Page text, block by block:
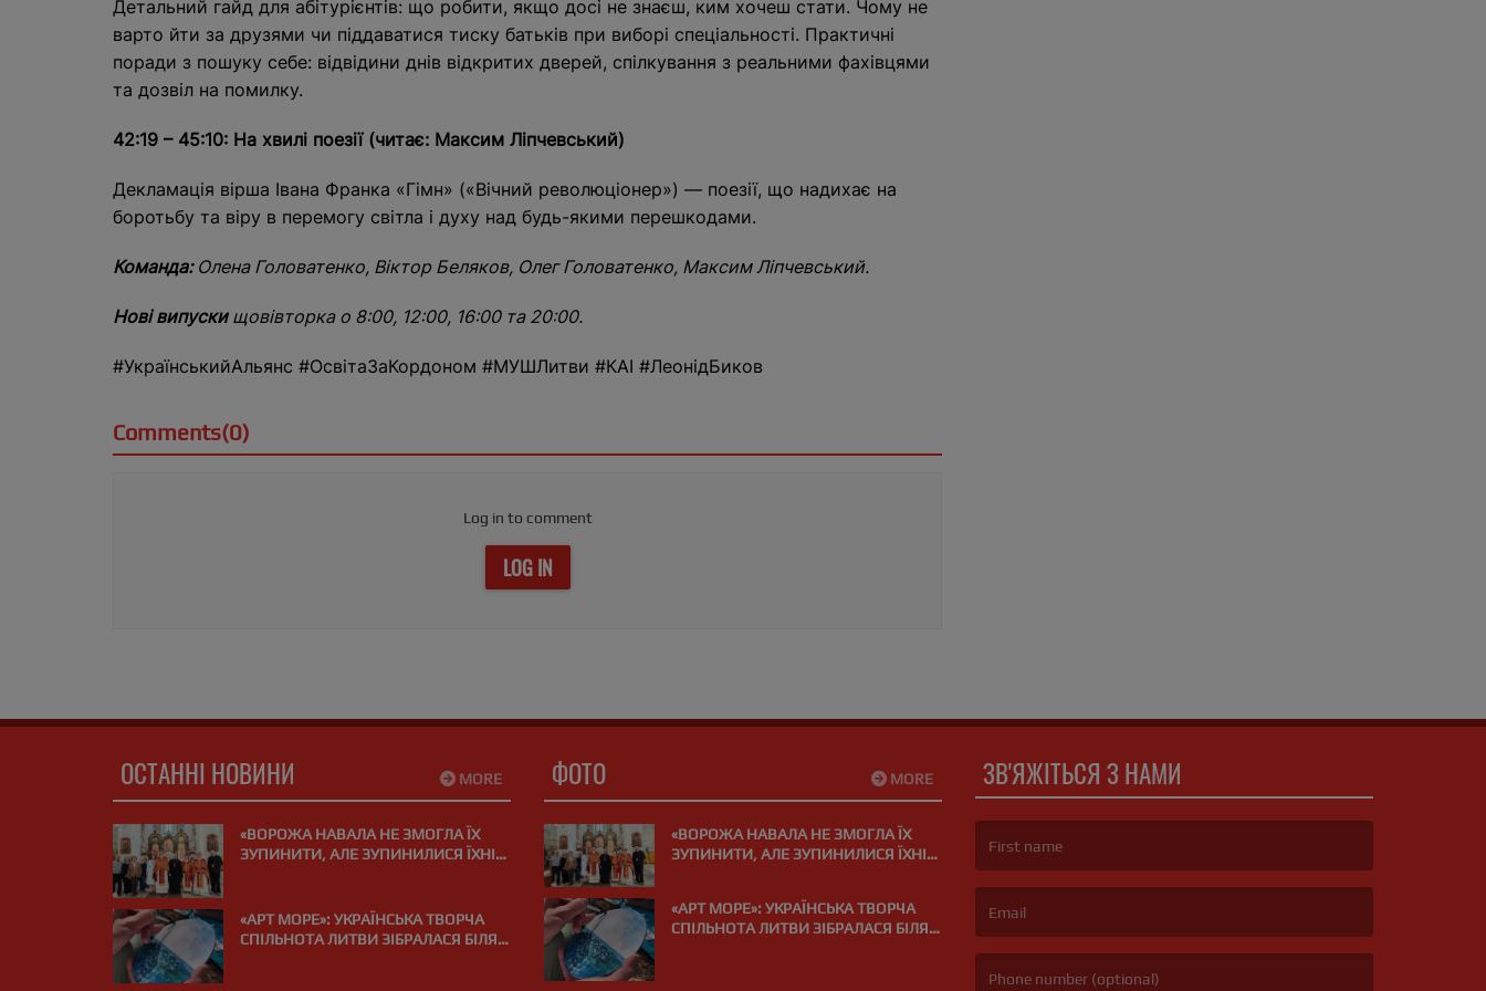
Детальний гайд для абітурієнтів: що робити, якщо досі не знаєш, ким хочеш стати. Чому не
варто йти за друзями чи піддаватися тиску батьків при виборі спеціальності. Практичні
поради з пошуку себе: відвідини днів відкритих дверей, спілкування з реальними фахівцями
та дозвіл на помилку.
42:19 – 45:10: На хвилі поезії (читає: Максим Ліпчевський)
Декламація вірша Івана Франка «Гімн» («Вічний революціонер») — поезії, що надихає на
боротьбу та віру в перемогу світла і духу над будь-якими перешкодами.
Команда: Олена Головатенко, Віктор Беляков, Олег Головатенко, Максим Ліпчевський.
Нові випускищовівторка о 8:00, 12:00, 16:00 та 20:00.
#УкраїнськийАльянс #ОсвітаЗаКордоном #МУШЛитви #КАІ #ЛеонідБиков
Comments(0)
Log in to comment
LOG IN
MORE
ОСТАННІ НОВИНИ
«ВОРОЖА НАВАЛА НЕ ЗМОГЛА ЇХ
ЗУПИНИТИ, АЛЕ ЗУПИНИЛИСЯ ЇХНІ
«АРТ МОРЕ»: УКРАЇНСЬКА ТВОРЧА
СПІЛЬНОТА ЛИТВИ ЗІБРАЛАСЯ БІЛЯ
MORE
ФОТО
«ВОРОЖА НАВАЛА НЕ ЗМОГЛА ЇХ
ЗУПИНИТИ, АЛЕ ЗУПИНИЛИСЯ ЇХНІ
«АРТ МОРЕ»: УКРАЇНСЬКА ТВОРЧА
СПІЛЬНОТА ЛИТВИ ЗІБРАЛАСЯ БІЛЯ
ЗВ'ЯЖІТЬСЯ З НАМИ